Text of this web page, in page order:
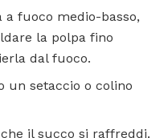
fuoco medio-basso,
la polpa fino
dal fuoco.
un setaccio o colino
il succo si raffreddi.